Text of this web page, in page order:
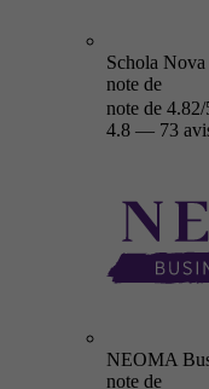
Schola Nova
note de
note de 4.82/
4.8 — 73
NEOMA
note de